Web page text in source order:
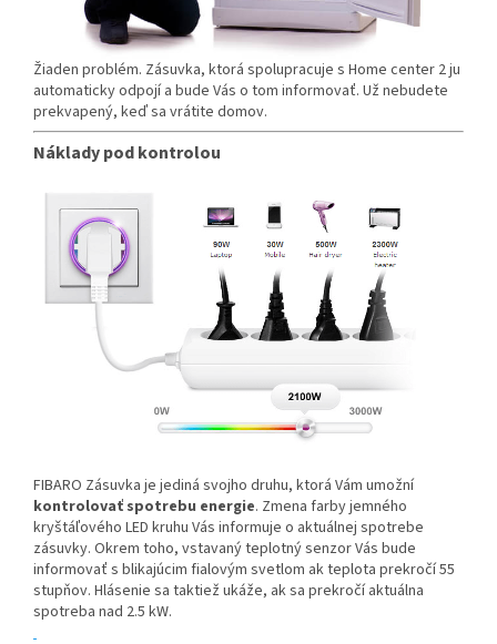
Žiaden problém. Zásuvka, ktorá spolupracuje s Home center 2 ju
automaticky odpojí a bude Vás o tom informovať. Už nebudete
prekvapený, keď sa vrátite domov.
Náklady pod kontrolou
FIBARO Zásuvka je jediná svojho druhu, ktorá Vám umožní
kontrolovať spotrebu energie. Zmena farby jemného
kryštáľového LED kruhu Vás informuje o aktuálnej spotrebe
zásuvky. Okrem toho, vstavaný teplotný senzor Vás bude
informovať s blikajúcim fialovým svetlom ak teplota prekročí 55
stupňov. Hlásenie sa taktiež ukáže, ak sa prekročí aktuálna
spotreba nad 2.5 kW.